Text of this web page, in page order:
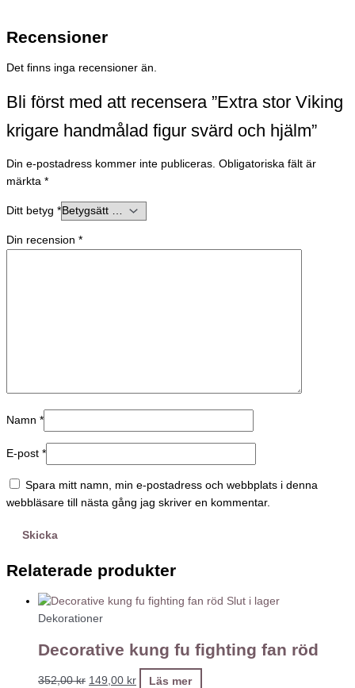
Recensioner
Det finns inga recensioner än.
Bli först med att recensera ”Extra stor Viking
krigare handmålad figur svärd och hjälm”
Din e-postadress kommer inte publiceras. Obligatoriska fält är
märkta *
Ditt betyg *
Din recension *
Namn *
E-post *
Spara mitt namn, min e-postadress och webbplats i denna
webbläsare till nästa gång jag skriver en kommentar.
Relaterade produkter
Slut i lager
Dekorationer
Decorative kung fu fighting fan röd
352,00kr 149,00 kr Läs mer